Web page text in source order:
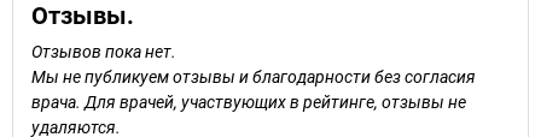
Отзывы.
Отзывов пока нет.
Мы не публикуем отзывы и благодарности без согласия
врача. Для врачей, участвующих в рейтинге, отзывы не
удаляются.